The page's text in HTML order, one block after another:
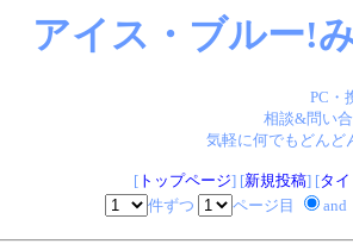
アイス・ブルー!
PC・
相談&問い
気軽に何でもどん
[トップページ] [新規投稿] [タ
件ずつ
ページ目 and